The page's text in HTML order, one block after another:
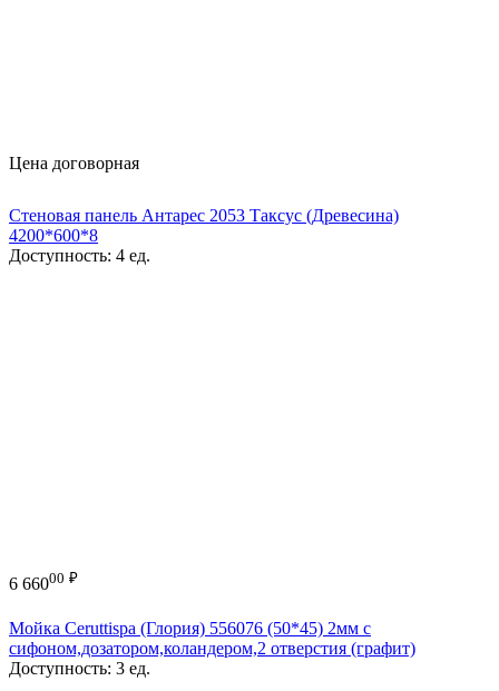
Цена договорная
Стеновая панель Антарес 2053 Таксус (Древесина)
4200*600*8
Доступность: 4 ед.
6 66000 ₽
Мойка Ceruttispa (Глория) 556076 (50*45) 2мм с
сифоном,дозатором,коландером,2 отверстия (графит)
Доступность: 3 ед.